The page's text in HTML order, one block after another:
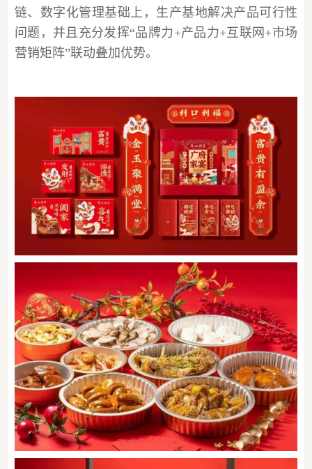
链、数字化管理基础上，生产基地解决产品可行性
问题，并且充分发挥“品牌力+产品力+互联网+市场
营销矩阵”联动叠加优势。